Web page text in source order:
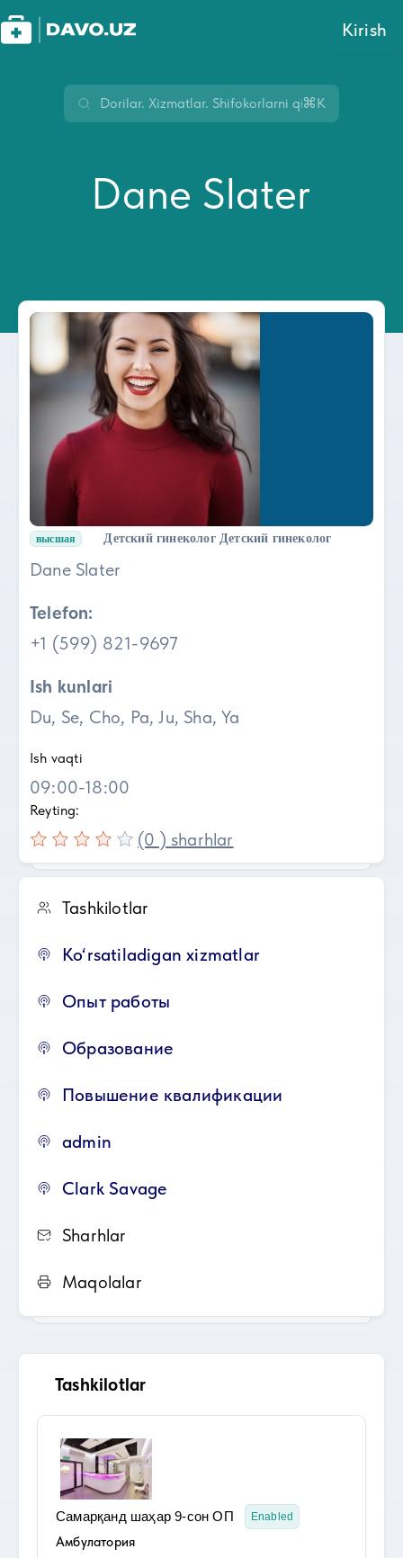
Kirish
⌘K
Dane Slater
высшая Детский гинекологДетский гинеколог
Dane Slater
Telefon:
+1 (599) 821-9697
Ish kunlari
Du, Se, Cho, Pa, Ju, Sha, Ya
Ish vaqti
09:00-18:00
Reyting:
(0 ) sharhlar
Tashkilotlar
Ko‘rsatiladigan xizmatlar
Опыт работы
Образование
Повышение квалификации
admin
Clark Savage
Sharhlar
Maqolalar
Tashkilotlar
Самарқанд шаҳар 9-сон ОП Enabled
Амбулатория